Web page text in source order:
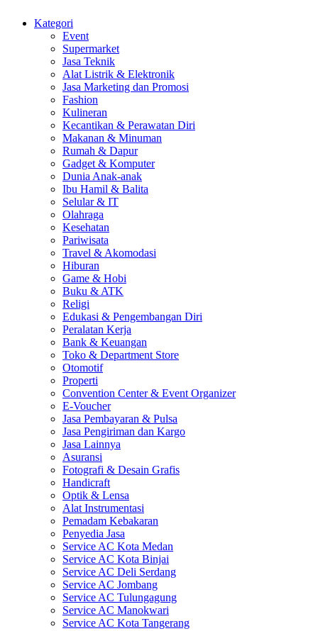
Kategori
Event
Supermarket
Jasa Teknik
Alat Listrik & Elektronik
Jasa Marketing dan Promosi
Fashion
Kulineran
Kecantikan & Perawatan Diri
Makanan & Minuman
Rumah & Dapur
Gadget & Komputer
Dunia Anak-anak
Ibu Hamil & Balita
Selular & IT
Olahraga
Kesehatan
Pariwisata
Travel & Akomodasi
Hiburan
Game & Hobi
Buku & ATK
Religi
Edukasi & Pengembangan Diri
Peralatan Kerja
Bank & Keuangan
Toko & Department Store
Otomotif
Properti
Convention Center & Event Organizer
E-Voucher
Jasa Pembayaran & Pulsa
Jasa Pengiriman dan Kargo
Jasa Lainnya
Asuransi
Fotografi & Desain Grafis
Handicraft
Optik & Lensa
Alat Instrumentasi
Pemadam Kebakaran
Penyedia Jasa
Service AC Kota Medan
Service AC Kota Binjai
Service AC Deli Serdang
Service AC Jombang
Service AC Tulungagung
Service AC Manokwari
Service AC Kota Tangerang